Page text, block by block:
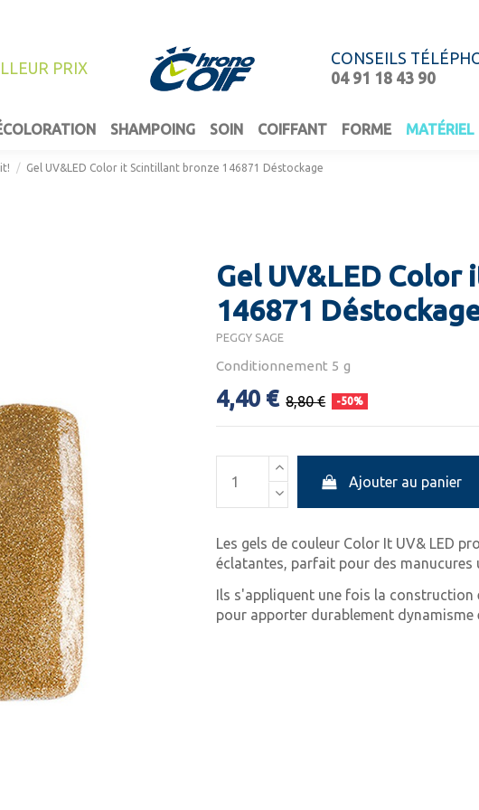
PRIX
CONSEILS
04 91 18 43 90
SHAMPOING SOIN COIFFANT FORME MATÉRIEL
Gel UV&LED Color it Scintillant bronze 146871 Déstockage
Gel UV&LED
146871
PEGGY SAGE
Conditionnement 5 g
4,40 € 8,80 € -50%
Ajouter au panier
Les gels de couleur Color It UV& LED
éclatantes, parfait pour des manucures
Ils s'appliquent une fois la construction
pour apporter durablement dynamisme